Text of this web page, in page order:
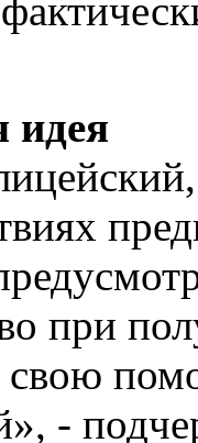
идея
при
свою
-